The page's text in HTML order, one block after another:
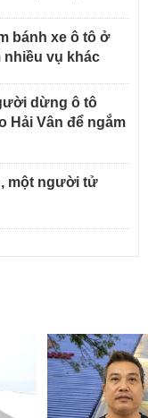
bánh xe ô tô ở
nhiều vụ khác
dừng ô tô
Hải Vân để ngắm
một người tử